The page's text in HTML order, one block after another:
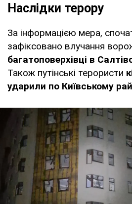
Наслідки терору
За інформацією мера,
зафіксовано влучання
багатоповерхівці в
Також путінські терористи
ударили по Київському